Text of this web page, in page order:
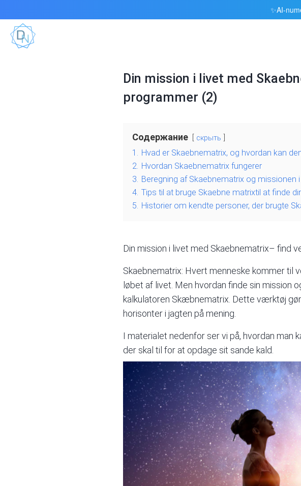
Din mission i livet med
programmer (2)
Содержание скрыть
1. Hvad er Skaebnematrix, og hvordan kan
2. Hvordan Skaebnematrix fungerer
3. Beregning af Skaebnematrix og missionen
4. Tips til at bruge Skaebne matrixtil at finde
5. Historier om kendte personer, der brugte
Din mission i livet med Skaebnematrix– find
Skaebnematrix: Hvert menneske kommer til
løbet af livet. Men hvordan finde sin mission
kalkulatoren Skæbnematrix. Dette værktøj
horisonter i jagten på mening.
I materialet nedenfor ser vi på, hvordan man
der skal til for at opdage sit sande kald.
✨AI-